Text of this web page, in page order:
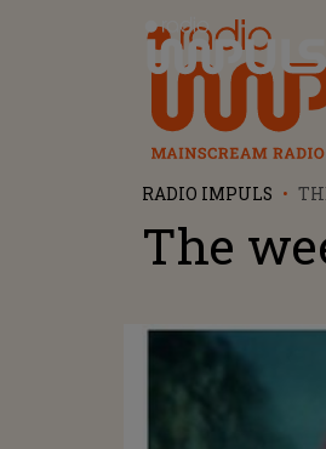
Radio Impuls
RADIO IMPULS
The